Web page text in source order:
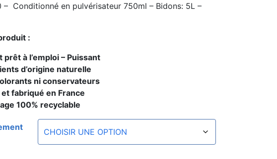
Conditionné en pulvérisateur 750ml – Bidons: 5L –
:
prêt à l’emploi – Puissant
d’origine naturelle
ni conservateurs
fabriqué en France
100% recyclable